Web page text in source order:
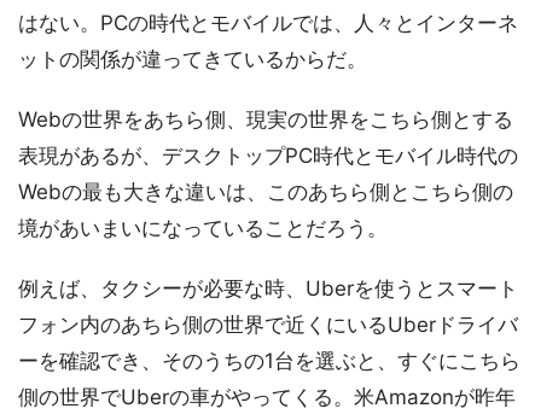
はない。PCの時代とモバイルでは、人々とインターネ
ットの関係が違ってきているからだ。
Webの世界をあちら側、現実の世界をこちら側とする
表現があるが、デスクトップPC時代とモバイル時代の
Webの最も大きな違いは、このあちら側とこちら側の
境があいまいになっていることだろう。
例えば、タクシーが必要な時、Uberを使うとスマート
フォン内のあちら側の世界で近くにいるUberドライバ
ーを確認でき、そのうちの1台を選ぶと、すぐにこちら
側の世界でUberの車がやってくる。米Amazonが昨年